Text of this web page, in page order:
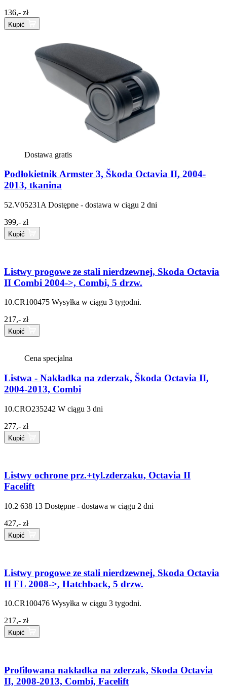
136,- zł
Kupić
Dostawa gratis
Podłokietnik Armster 3, Škoda Octavia II, 2004-
2013, tkanina
52.V05231A Dostępne - dostawa w ciągu 2 dni
399,- zł
Kupić
Listwy progowe ze stali nierdzewnej, Skoda Octavia
II Combi 2004->, Combi, 5 drzw.
10.CR100475 Wysyłka w ciągu 3 tygodni.
217,- zł
Kupić
Cena specjalna
Listwa - Nakładka na zderzak, Škoda Octavia II,
2004-2013, Combi
10.CRO235242 W ciągu 3 dni
277,- zł
Kupić
Listwy ochrone prz.+tyl.zderzaku, Octavia II
Facelift
10.2 638 13 Dostępne - dostawa w ciągu 2 dni
427,- zł
Kupić
Listwy progowe ze stali nierdzewnej, Skoda Octavia
II FL 2008->, Hatchback, 5 drzw.
10.CR100476 Wysyłka w ciągu 3 tygodni.
217,- zł
Kupić
Profilowana nakładka na zderzak, Skoda Octavia
II, 2008-2013, Combi, Facelift